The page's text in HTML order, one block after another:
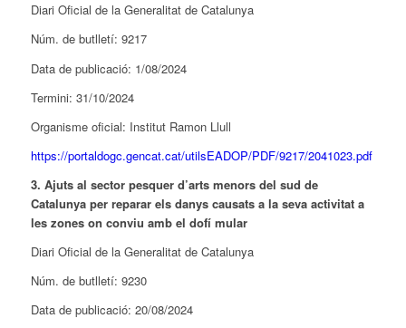
Diari Oficial de la Generalitat de Catalunya
Núm. de butlletí: 9217
Data de publicació: 1/08/2024
Termini: 31/10/2024
Organisme oficial: Institut Ramon Llull
https://portaldogc.gencat.cat/utilsEADOP/PDF/9217/2041023.pdf
3. Ajuts al sector pesquer d’arts menors del sud de
Catalunya per reparar els danys causats a la seva activitat a
les zones on conviu amb el dofí mular
Diari Oficial de la Generalitat de Catalunya
Núm. de butlletí: 9230
Data de publicació: 20/08/2024